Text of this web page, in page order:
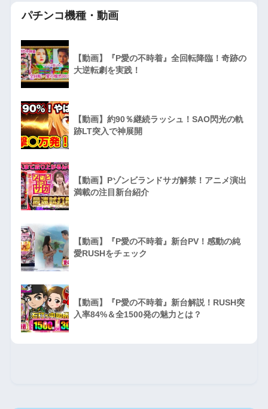
パチンコ機種・動画
【動画】『P愛の不時着』全回転降臨！奇跡の
大逆転劇を実践！
【動画】約90％継続ラッシュ！SAO閃光の軌
跡LT突入で神展開
【動画】Pゾンビランドサガ解禁！アニメ演出
満載の注目新台紹介
【動画】『P愛の不時着』新台PV！感動の純
愛RUSHをチェック
【動画】『P愛の不時着』新台解説！RUSH突
入率84%＆全1500発の魅力とは？